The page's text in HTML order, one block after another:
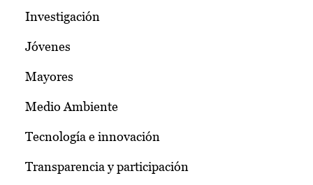
Investigación
Jóvenes
Mayores
Medio Ambiente
Tecnología e innovación
Transparencia y participación